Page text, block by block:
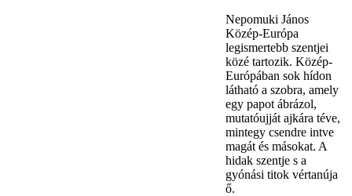
Nepomuki János
Közép-Európa
legismertebb szentjei
közé tartozik. Közép-
Európában sok hídon
látható a szobra, amely
egy papot ábrázol,
mutatóujját ajkára téve,
mintegy csendre intve
magát és másokat. A
hidak szentje s a
gyónási titok vértanúja
ő.